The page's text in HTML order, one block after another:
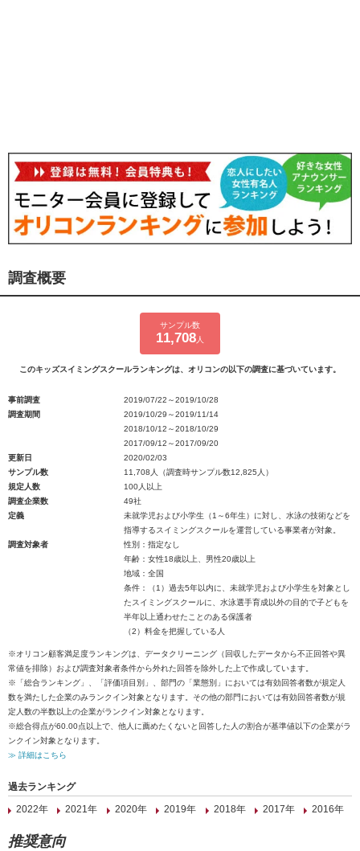
調査概要
サンプル数
11,708 人
このキッズスイミングスクールランキングは、オリコンの以下の調査に基づいています。
事前調査
2019/07/22～2019/10/28
調査期間
2019/10/29～2019/11/14
2018/10/12～2018/10/29
2017/09/12～2017/09/20
更新日
2020/02/03
サンプル数
11,708人（調査時サンプル数12,825人）
規定人数
100人以上
調査企業数
49社
定義
未就学児および小学生（1～6年生）に対し、水泳の技術などを
指導するスイミングスクールを運営している事業者が対象。
調査対象者
性別：指定なし
年齢：女性18歳以上、男性20歳以上
地域：全国
条件：（1）過去5年以内に、未就学児および小学生を対象とし
たスイミングスクールに、水泳選手育成以外の目的で子どもを
半年以上通わせたことのある保護者
（2）料金を把握している人
※オリコン顧客満足度ランキングは、データクリーニング（回収したデータから不正回答や異
常値を排除）および調査対象者条件から外れた回答を除外した上で作成しています。
※「総合ランキング」、「評価項目別」、部門の「業態別」においては有効回答者数が規定人
数を満たした企業のみランクイン対象となります。その他の部門においては有効回答者数が規
定人数の半数以上の企業がランクイン対象となります。
※総合得点が60.00点以上で、他人に薦めたくないと回答した人の割合が基準値以下の企業がラ
ンクイン対象となります。
≫ 詳細はこちら
過去ランキング
2022年
2021年 2020年 2019年 2018年 2017年 2016年
推奨意向